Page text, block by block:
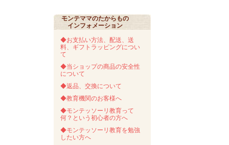
モンテママのたからもの
インフォメーション
◆お支払い方法、配送、送
料、ギフトラッピングについ
て
◆当ショップの商品の安全性
について
◆返品、交換について
◆教育機関のお客様へ
◆モンテッソーリ教育って
何？という初心者の方へ
◆モンテッソーリ教育を勉強
したい方へ